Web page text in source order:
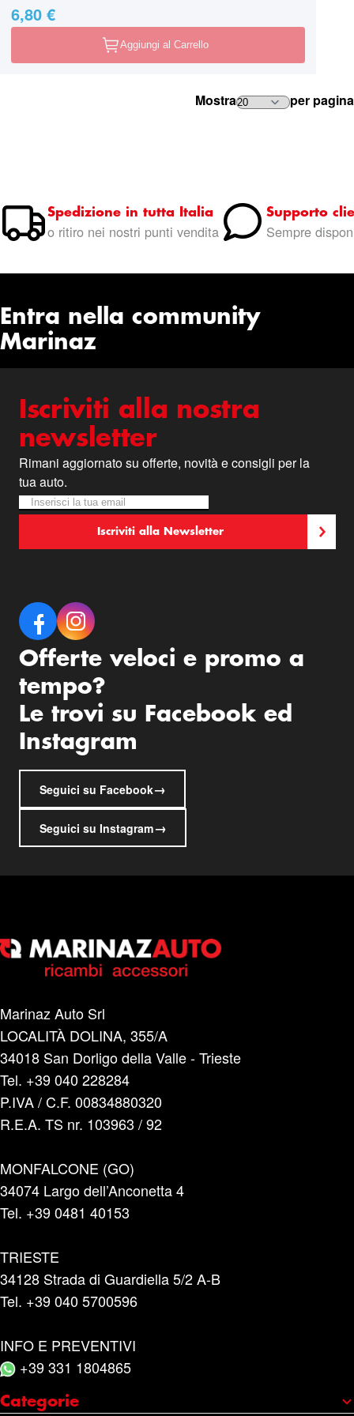
6,80 €
Aggiungi al Carrello
Mostra per pagina
Spedizione in tutta Italia
o ritiro nei nostri punti vendita
Supporto
Sempre
Entra nella community
Marinaz
Iscriviti alla nostra
newsletter
Rimani aggiornato su offerte, novità e consigli per la
tua auto.
Newsletter
Iscriviti alla nostra Newsletter:
Iscriviti alla Newsletter
Offerte veloci e promo a
tempo?
Le trovi su Facebook ed
Instagram
Seguici su Facebook→
Seguici su Instagram→
Marinaz Auto Srl
LOCALITÀ DOLINA, 355/A
34018 San Dorligo della Valle - Trieste
Tel. +39 040 228284
P.IVA / C.F. 00834880320
R.E.A. TS nr. 103963 / 92
MONFALCONE (GO)
34074 Largo dell’Anconetta 4
Tel. +39 0481 40153
TRIESTE
34128 Strada di Guardiella 5/2 A-B
Tel. +39 040 5700596
INFO E PREVENTIVI
+39 331 1804865
Categorie